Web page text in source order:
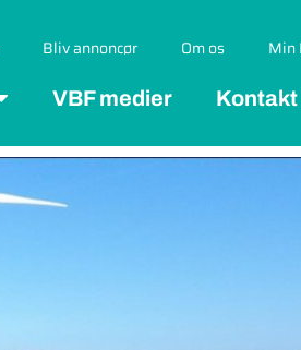
Bliv annoncør Om os Min
VBF medier Kontakt